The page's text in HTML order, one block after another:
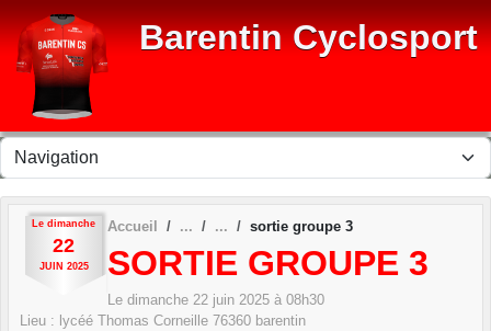
Barentin Cyclosport
Le dimanche
22
JUIN 2025
Accueil sortie groupe 3
SORTIE GROUPE 3
Le dimanche 22 juin 2025 à 08h30
Lieu : lycéé Thomas Corneille 76360 barentin
Panneau de gestion des cookies